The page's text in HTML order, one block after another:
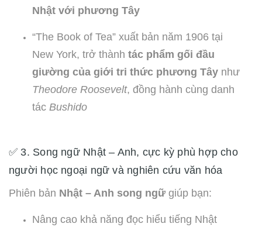
Nhật với phương Tây
“The Book of Tea” xuất bản năm 1906 tại
New York, trở thành tác phẩm gối đầu
giường của giới tri thức phương Tây như
Theodore Roosevelt, đồng hành cùng danh
tác Bushido
✅ 3. Song ngữ Nhật – Anh, cực kỳ phù hợp cho
người học ngoại ngữ và nghiên cứu văn hóa
Phiên bản Nhật – Anh song ngữ giúp bạn:
Nâng cao khả năng đọc hiểu tiếng Nhật